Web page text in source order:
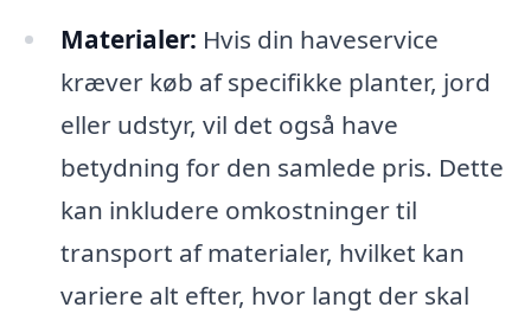
Materialer: Hvis din haveservice
kræver køb af specifikke planter, jord
eller udstyr, vil det også have
betydning for den samlede pris. Dette
kan inkludere omkostninger til
transport af materialer, hvilket kan
variere alt efter, hvor langt der skal